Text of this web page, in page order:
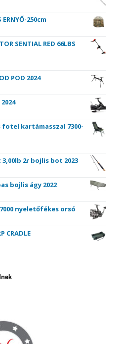
ERNYŐ-250cm
SENTIAL RED 66LBS
POD 2024
fotel kartámasszal 7300-
2r bojlis bot 2023
bojlis ágy 2022
nyeletőfékes orsó
CRADLE